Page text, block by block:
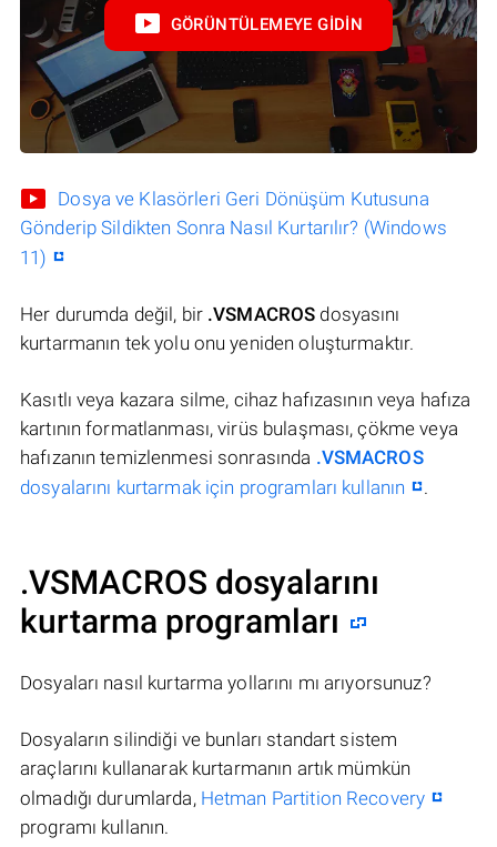
GÖRÜNTÜLEMEYE GIDIN
Dosya ve Klasörleri Geri Dönüşüm Kutusuna
Gönderip Sildikten Sonra Nasıl Kurtarılır? (Windows
11)
Her durumda değil, bir .VSMACROS dosyasını
kurtarmanın tek yolu onu yeniden oluşturmaktır.
Kasıtlı veya kazara silme, cihaz hafızasının veya hafıza
kartının formatlanması, virüs bulaşması, çökme veya
hafızanın temizlenmesi sonrasında .VSMACROS
dosyalarını kurtarmak için programları kullanın
.
.VSMACROS dosyalarını
kurtarma programları
Dosyaları nasıl kurtarma yollarını mı arıyorsunuz?
Dosyaların silindiği ve bunları standart sistem
araçlarını kullanarak kurtarmanın artık mümkün
olmadığı durumlarda, Hetman Partition Recovery
programı kullanın.